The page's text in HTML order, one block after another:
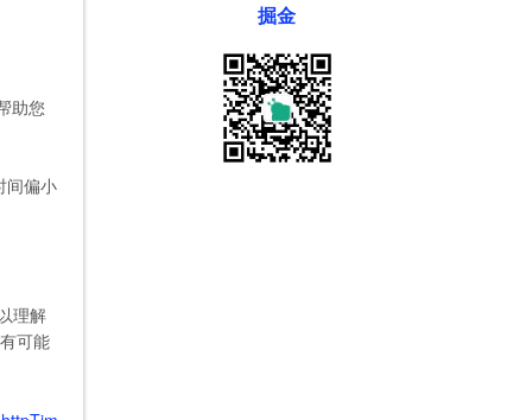
助您
间偏小
理解
可能
掘金